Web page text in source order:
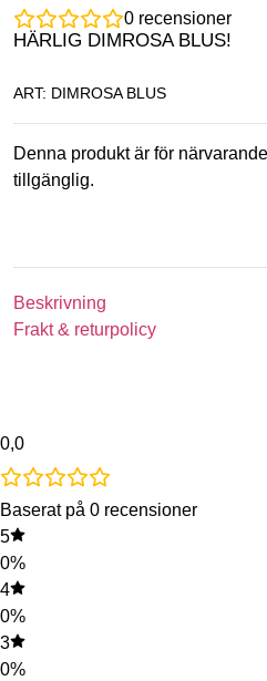
0 recensioner
HÄRLIG DIMROSA BLUS!
ART: DIMROSA BLUS
Denna produkt är för
tillgänglig.
Beskrivning
Frakt & returpolicy
0,0
Baserat på 0 recensioner
5
0%
4
0%
3
0%